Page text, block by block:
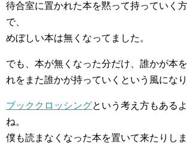
待合室に置かれた本を黙って持っていく
で、
めぼしい本は無くなってました。
でも、本が無くなった分だけ、誰かが本
れをまた誰かが持っていくという風になり
ブッククロッシングという考え方もある
ね。
僕も読まなくなった本を置いて来たりしま